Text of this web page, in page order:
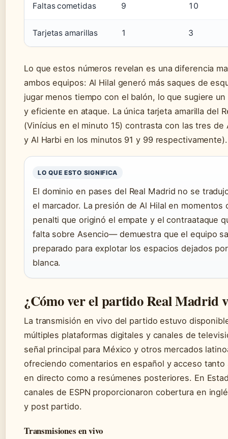
Faltas cometidas 9 10
Tarjetas amarillas 1 3
Lo que estos números revelan es una diferencia
ambos equipos: Al Hilal generó más saques de
jugar menos tiempo con el balón, lo que sugiere
y eficiente en ataque. La única tarjeta amarilla del
(Vinícius en el minuto 15) contrasta con las tres de
y Al Harbi en los minutos 91 y 99 respectivamente).
LO QUE ESTO SIGNIFICA
El dominio en pases del Real Madrid no se
el marcador. La presión de Al Hilal en
penalti que originó el empate y el contraataque
falta sobre Asencio— demuestra que el equipo
preparado para explotar los espacios dejados
blanca.
¿Cómo ver el partido Real Madrid
La transmisión en vivo del partido estuvo
múltiples plataformas digitales y canales de
señal principal para México y otros mercados
ofreciendo comentarios en español y acceso tanto
en directo como a resúmenes posteriores. En
canales de ESPN proporcionaron cobertura en
y post partido.
Transmisiones en vivo